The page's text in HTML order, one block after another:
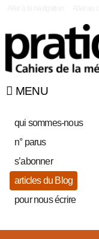
MENU
qui sommes-nous
n° parus
s’abonner
articles du Blog
pour nous écrire